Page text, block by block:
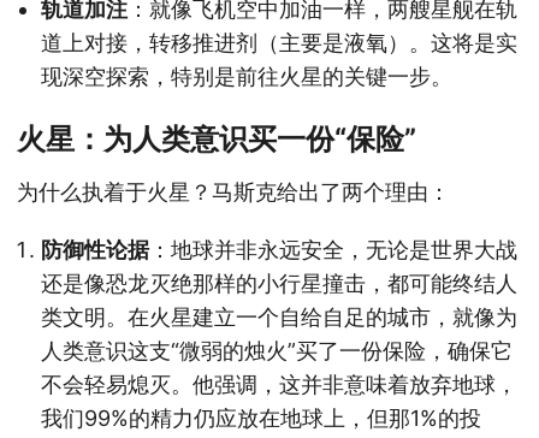
轨道加注 ：就像飞机空中加油一样，两艘星舰在轨
道上对接，转移推进剂（主要是液氧）。这将是实
现深空探索，特别是前往火星的关键一步。
火星：为人类意识买一份“保险”
为什么执着于火星？马斯克给出了两个理由：
防御性论据：地球并非永远安全，无论是世界大战
还是像恐龙灭绝那样的小行星撞击，都可能终结人
类文明。在火星建立一个自给自足的城市，就像为
人类意识这支“微弱的烛火”买了一份保险，确保它
不会轻易熄灭。他强调，这并非意味着放弃地球，
我们99%的精力仍应放在地球上，但那1%的投